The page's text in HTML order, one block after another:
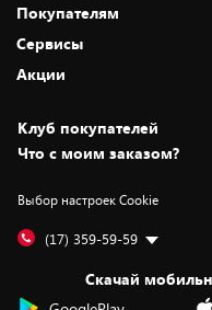
О нас
Адреса магазинов
Новости
Статьи и обзоры
Вакансии
Дай пять добру!
Покупателям
Как сделать заказ
Оплата и доставка
Безналичный расчёт
Обмен и возврат товара
Обработка персональных
Подарочные карты
Сервисы
Установка техники
Для игровых консолей
Для мобильных устройств
Для компьютеров
Сервисные центры
Акции
Скидки и промокоды
Белорусские товары
Бонусы
Оплата частями
Новинки
Клуб покупателей
Что с моим заказом?
Выбор настроек Cookie
(17) 359-59-59
Скачай